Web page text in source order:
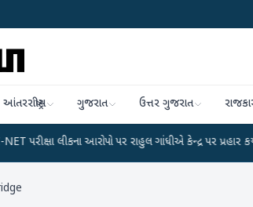
આંતરરાષ્ટ્રીય ગુજરાત ઉત્તર ગુજરાત
લીકના આરોપો પર રાહુલ ગાંધીએ કેન્દ્ર પર પ્રહાર કર્યા ●